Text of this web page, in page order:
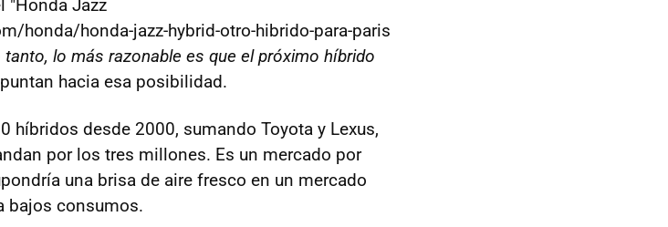
"Honda Jazz
honda/honda-jazz-hybrid-otro-hibrido-para-paris
tanto, lo más razonable es que el próximo híbrido
hacia esa posibilidad.
híbridos desde 2000, sumando Toyota y Lexus,
por los tres millones. Es un mercado por
una brisa de aire fresco en un mercado
bajos consumos.